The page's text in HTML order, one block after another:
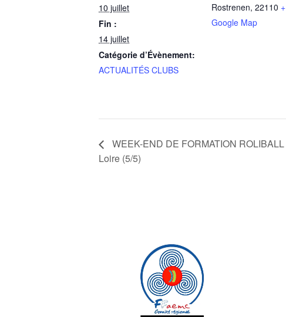
10 juillet
Fin :
14 juillet
Catégorie d’Évènement:
ACTUALITÉS CLUBS
Rostrenen, 22110 +
Google Map
WEEK-END DE FORMATION
Loire (5/5)